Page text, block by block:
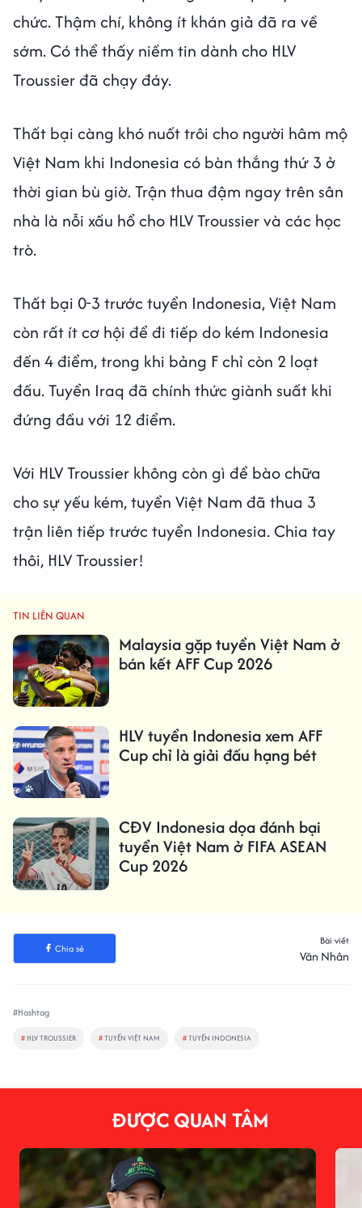
chức. Thậm chí, không ít khán giả đã ra về
sớm. Có thể thấy niềm tin dành cho HLV
Troussier đã chạy đáy.
Thất bại càng khó nuốt trôi cho người hâm mộ
Việt Nam khi Indonesia có bàn thắng thứ 3 ở
thời gian bù giờ. Trận thua đậm ngay trên sân
nhà là nỗi xấu hổ cho HLV Troussier và các học
trò.
Thất bại 0-3 trước tuyển Indonesia, Việt Nam
còn rất ít cơ hội để đi tiếp do kém Indonesia
đến 4 điểm, trong khi bảng F chỉ còn 2 loạt
đấu. Tuyển Iraq đã chính thức giành suất khi
đứng đầu với 12 điểm.
Với HLV Troussier không còn gì để bào chữa
cho sự yếu kém, tuyển Việt Nam đã thua 3
trận liên tiếp trước tuyển Indonesia. Chia tay
thôi, HLV Troussier!
TIN LIÊN QUAN
Malaysia gặp tuyển Việt Nam ở
bán kết AFF Cup 2026
HLV tuyển Indonesia xem AFF
Cup chỉ là giải đấu hạng bét
CĐV Indonesia dọa đánh bại
tuyển Việt Nam ở FIFA ASEAN
Cup 2026
Chia sẻ
Bài viết
Văn Nhân
#Hashtag
# HLV TROUSSIER #TUYỂN VIỆT NAM #TUYỂN INDONESIA
ĐƯỢC QUAN TÂM